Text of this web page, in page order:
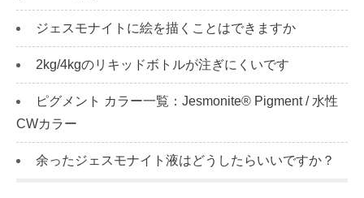
ジェスモナイトに絵を描くことはできますか
2kg/4kgのリキッドボトルが注ぎにくいです
ピグメント カラー一覧：Jesmonite® Pigment / 水性
CWカラー
余ったジェスモナイト液はどうしたらいいですか？